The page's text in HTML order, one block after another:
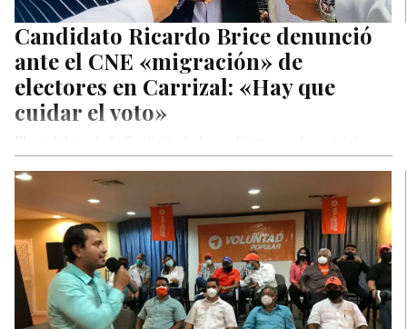
Candidato Ricardo Brice denunció
ante el CNE «migración» de
electores en Carrizal: «Hay que
cuidar el voto»
Carrizal, Ricardo Brice, acudió la mañana de este martes al
Consejo…